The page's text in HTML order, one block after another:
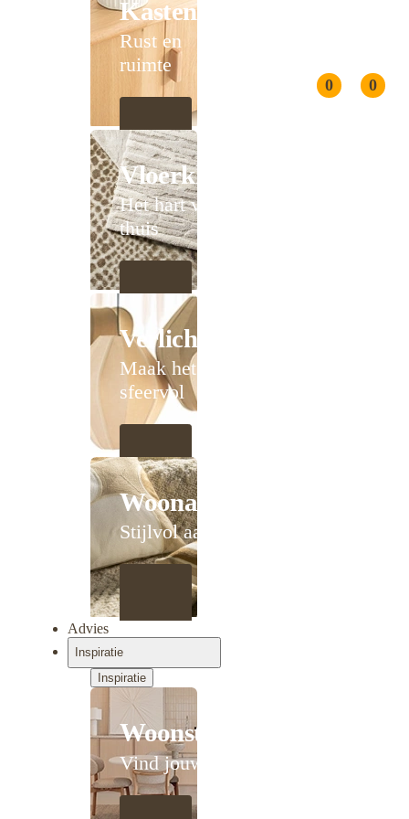
0 0
Kasten
Rust en
ruimte
Vloerkleden
Het hart van
thuis
Verlichting
Maak het
sfeervol
Woonaccessoires
Stijlvol aanschuiven
Advies
Inspiratie
Inspiratie
Woonstijlen
Vind jouw stijl